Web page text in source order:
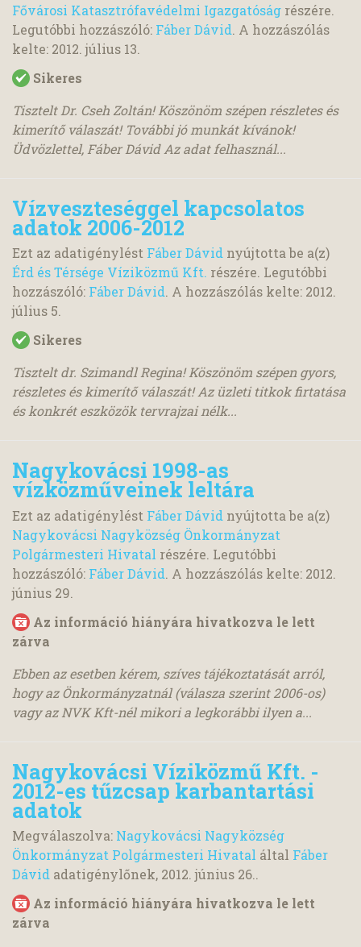
Fővárosi Katasztrófavédelmi Igazgatóság részére.
Legutóbbi hozzászóló: Fáber Dávid. A hozzászólás
kelte: 2012. július 13.
Sikeres
Tisztelt Dr. Cseh Zoltán! Köszönöm szépen részletes és
kimerítő válaszát! További jó munkát kívánok!
Üdvözlettel, Fáber Dávid Az adat felhasznál...
Vízveszteséggel kapcsolatos
adatok 2006-2012
Ezt az adatigénylést Fáber Dávid nyújtotta be a(z)
Érd és Térsége Víziközmű Kft. részére. Legutóbbi
hozzászóló: Fáber Dávid. A hozzászólás kelte: 2012.
július 5.
Sikeres
Tisztelt dr. Szimandl Regina! Köszönöm szépen gyors,
részletes és kimerítő válaszát! Az üzleti titkok firtatása
és konkrét eszközök tervrajzai nélk...
Nagykovácsi 1998-as
vízközműveinek leltára
Ezt az adatigénylést Fáber Dávid nyújtotta be a(z)
Nagykovácsi Nagyközség Önkormányzat
Polgármesteri Hivatal részére. Legutóbbi
hozzászóló: Fáber Dávid. A hozzászólás kelte: 2012.
június 29.
Az információ hiányára hivatkozva le lett
zárva
Ebben az esetben kérem, szíves tájékoztatását arról,
hogy az Önkormányzatnál (válasza szerint 2006-os)
vagy az NVK Kft-nél mikori a legkorábbi ilyen a...
Nagykovácsi Víziközmű Kft. -
2012-es tűzcsap karbantartási
adatok
Megválaszolva: Nagykovácsi Nagyközség
Önkormányzat Polgármesteri Hivatal által Fáber
Dávid adatigénylőnek, 2012. június 26..
Az információ hiányára hivatkozva le lett
zárva